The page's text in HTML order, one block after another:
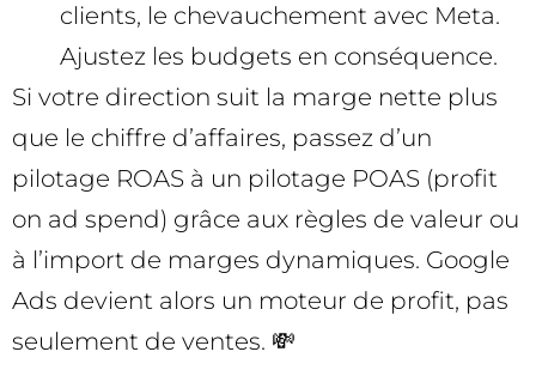
clients, le chevauchement avec Meta.
Ajustez les budgets en conséquence.
Si votre direction suit la marge nette plus
que le chiffre d’affaires, passez d’un
pilotage ROAS à un pilotage POAS (profit
on ad spend) grâce aux règles de valeur ou
à l’import de marges dynamiques. Google
Ads devient alors un moteur de profit, pas
seulement de ventes. 💸